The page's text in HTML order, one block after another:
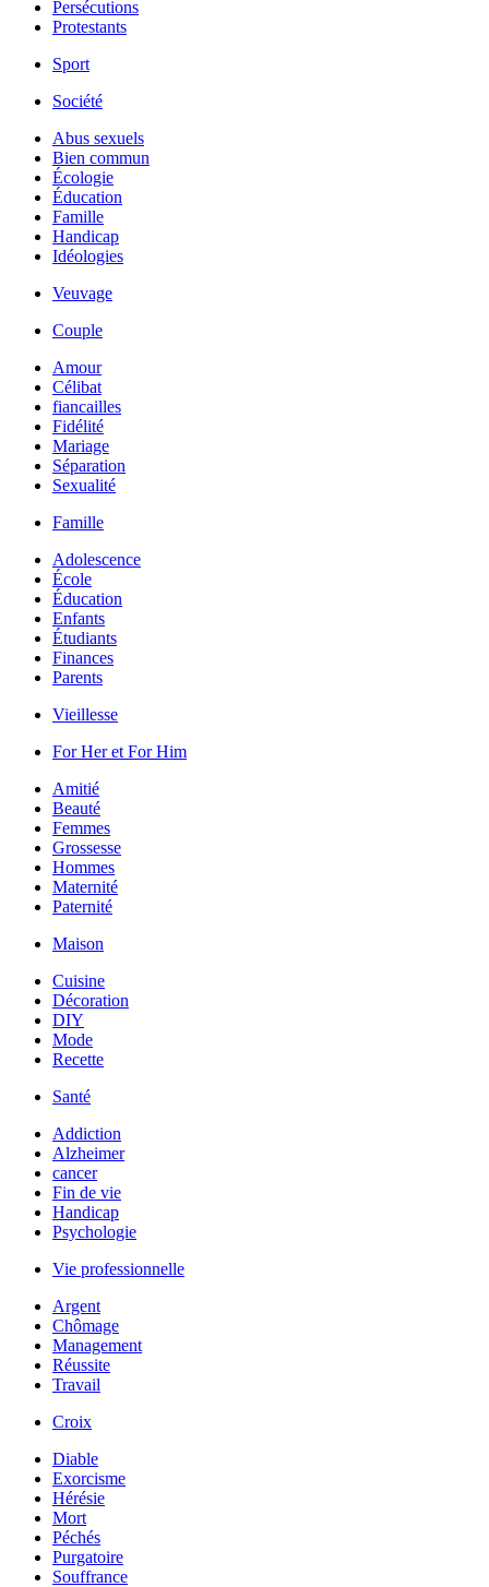
Persécutions
Protestants
Sport
Société
Abus sexuels
Bien commun
Écologie
Éducation
Famille
Handicap
Idéologies
Veuvage
Couple
Amour
Célibat
fiancailles
Fidélité
Mariage
Séparation
Sexualité
Famille
Adolescence
École
Éducation
Enfants
Étudiants
Finances
Parents
Vieillesse
For Her et For Him
Amitié
Beauté
Femmes
Grossesse
Hommes
Maternité
Paternité
Maison
Cuisine
Décoration
DIY
Mode
Recette
Santé
Addiction
Alzheimer
cancer
Fin de vie
Handicap
Psychologie
Vie professionnelle
Argent
Chômage
Management
Réussite
Travail
Croix
Diable
Exorcisme
Hérésie
Mort
Péchés
Purgatoire
Souffrance